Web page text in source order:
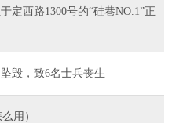
定西路1300号的“硅巷NO.1”正
毁，致6名士兵丧生
用）